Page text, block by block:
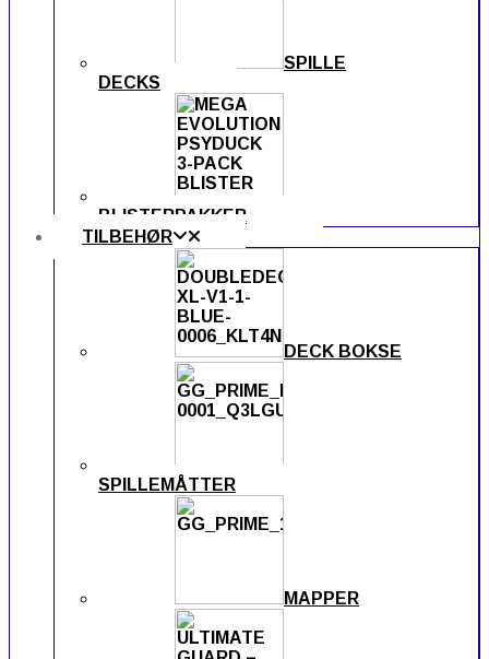
SPILLE
DECKS
BLISTERPAKKER
TILBEHØR
DECK BOKSE
SPILLEMÅTTER
MAPPER